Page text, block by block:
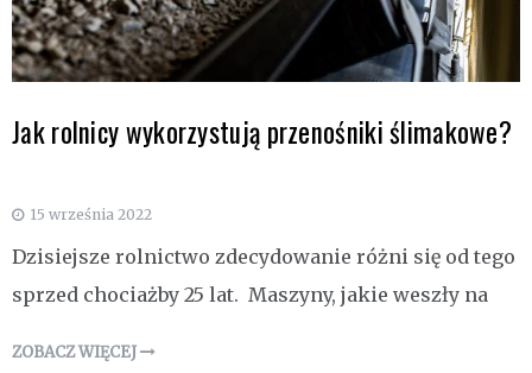
Jak rolnicy wykorzystują przenośniki ślimakowe?
15 września 2022
Dzisiejsze rolnictwo zdecydowanie różni się od tego
sprzed chociażby 25 lat. Maszyny, jakie weszły na
ZOBACZ WIĘCEJ